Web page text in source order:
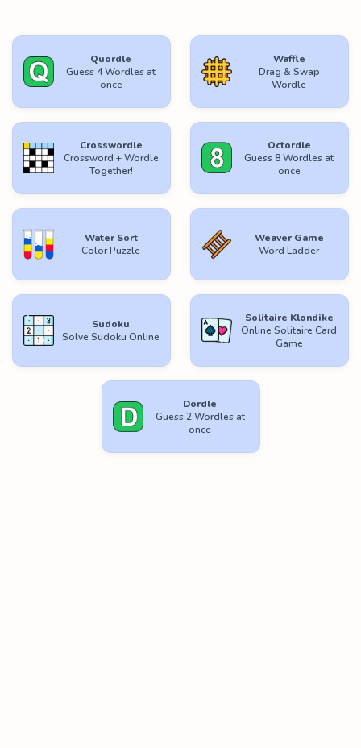
Quordle
Guess 4 Wordles at
once
Waffle
Drag & Swap
Wordle
Crosswordle
Crossword + Wordle
Together!
Octordle
Guess 8 Wordles at
once
Water Sort
Color Puzzle
Weaver Game
Word Ladder
Sudoku
Solve Sudoku Online
Solitaire Klondike
Online Solitaire Card
Game
Dordle
Guess 2 Wordles at
once